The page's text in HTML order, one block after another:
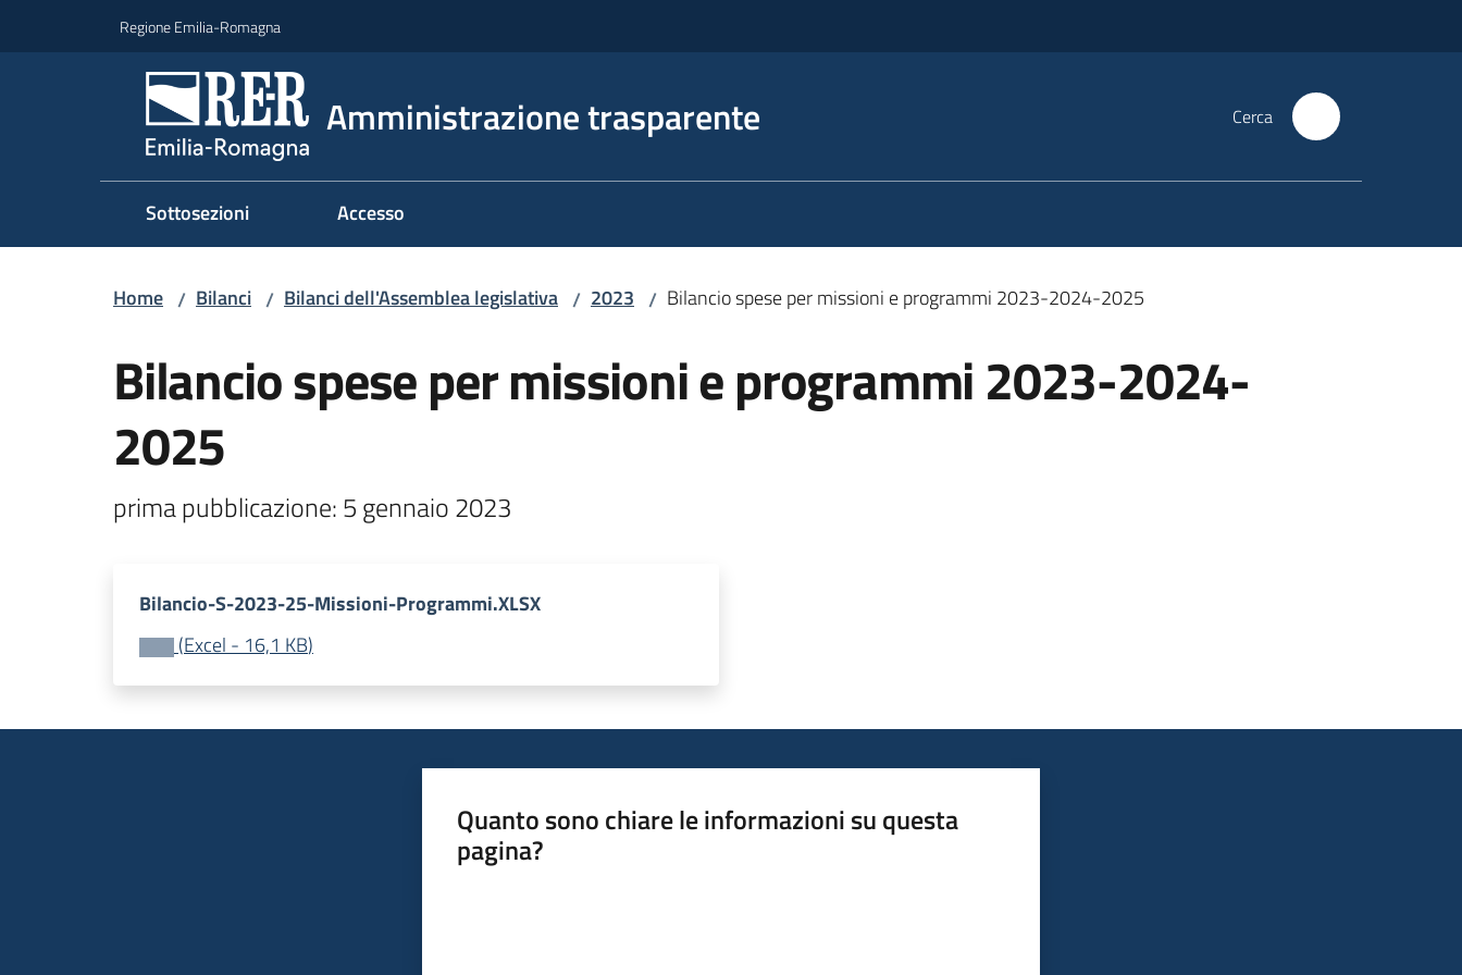
Regione Emilia-Romagna
Amministrazione trasparente Cerca
Sottosezioni Accesso
Home / Bilanci / Bilanci dell'Assemblea legislativa / 2023 / Bilancio spese per missioni e programmi 2023-2024-2025
Bilancio spese per missioni e programmi 2023-2024-
2025
prima pubblicazione: 5 gennaio 2023
Bilancio-S-2023-25-Missioni-Programmi.XLSX
(Excel - 16,1 KB)
Quanto sono chiare le informazioni su questa
pagina?